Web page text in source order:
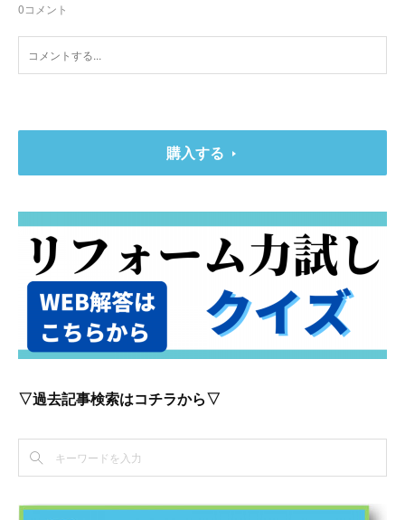
0コメント
購入する
▽過去記事検索はコチラから▽